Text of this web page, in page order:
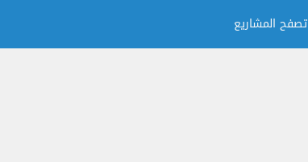
تصفح المشاريع